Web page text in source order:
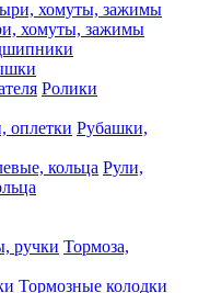
хомуты, зажимы
Ролики
Рубашки,
Рули,
Тормоза,
Тормозные колодки